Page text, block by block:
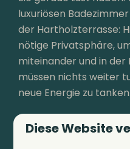
luxuriösen
der Hartholzterrasse:
nötige Privatsphäre,
miteinander und in der
müssen nichts weiter
neue Energie zu tanken.
Buchen Sie Ihren
Diese Website